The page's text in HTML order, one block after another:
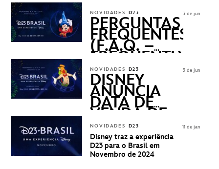
NOVIDADES D23
PERGUNTAS
FREQUENTES
(F.A.Q. –
FREQUENTLY
ASKED
QUESTIONS)
3 de jun
NOVIDADES D23
DISNEY
ANUNCIA
DATA DE
VENDA DE
INGRESSOS
PARA A D23
BRASIL -
UMA
3 de jun
NOVIDADES D23
Disney traz a experiência
D23 para o Brasil em
Novembro de 2024
11 de jan